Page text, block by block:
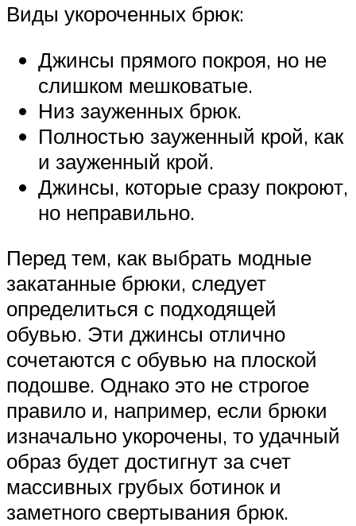
Виды укороченных брюк:
Джинсы прямого покроя, но не
слишком мешковатые.
Низ зауженных брюк.
Полностью зауженный крой, как
и зауженный крой.
Джинсы, которые сразу покроют,
но неправильно.
Перед тем, как выбрать модные
закатанные брюки, следует
определиться с подходящей
обувью. Эти джинсы отлично
сочетаются с обувью на плоской
подошве. Однако это не строгое
правило и, например, если брюки
изначально укорочены, то удачный
образ будет достигнут за счет
массивных грубых ботинок и
заметного свертывания брюк.